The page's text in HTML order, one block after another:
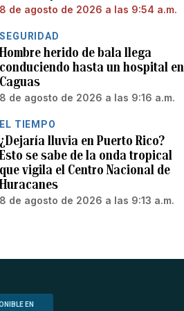
8 de agosto de 2026 a las 9:54 a.m.
SEGURIDAD
Hombre herido de bala llega
conduciendo hasta un hospital en
Caguas
8 de agosto de 2026 a las 9:16 a.m.
EL TIEMPO
¿Dejaría lluvia en Puerto Rico?
Esto se sabe de la onda tropical
que vigila el Centro Nacional de
Huracanes
8 de agosto de 2026 a las 9:13 a.m.
EN